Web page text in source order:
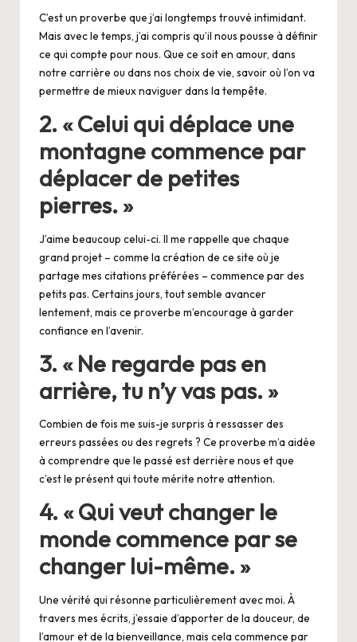
C’est un proverbe que j’ai longtemps trouvé intimidant.
Mais avec le temps, j’ai compris qu’il nous pousse à définir
ce qui compte pour nous. Que ce soit en amour, dans
notre carrière ou dans nos choix de vie, savoir où l’on va
permettre de mieux naviguer dans la tempête.
2. « Celui qui déplace une
montagne commence par
déplacer de petites
pierres. »
J’aime beaucoup celui-ci. Il me rappelle que chaque
grand projet – comme la création de ce site où je
partage mes citations préférées – commence par des
petits pas. Certains jours, tout semble avancer
lentement, mais ce proverbe m’encourage à garder
confiance en l’avenir.
3. « Ne regarde pas en
arrière, tu n’y vas pas. »
Combien de fois me suis-je surpris à ressasser des
erreurs passées ou des regrets ? Ce proverbe m’a aidée
à comprendre que le passé est derrière nous et que
c’est le présent qui toute mérite notre attention.
4. « Qui veut changer le
monde commence par se
changer lui-même. »
Une vérité qui résonne particulièrement avec moi. À
travers mes écrits, j’essaie d’apporter de la douceur, de
l’amour et de la bienveillance, mais cela commence par